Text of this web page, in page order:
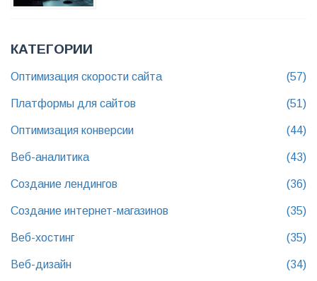
КАТЕГОРИИ
Оптимизация скорости сайта (57)
Платформы для сайтов (51)
Оптимизация конверсии (44)
Веб-аналитика (43)
Создание лендингов (36)
Создание интернет-магазинов (35)
Веб-хостинг (35)
Веб-дизайн (34)